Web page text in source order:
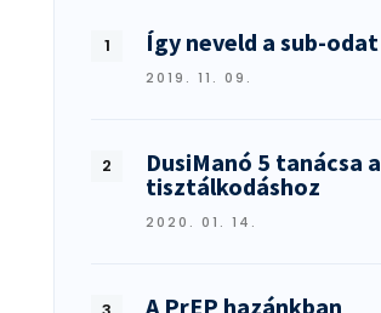
Így neveld a sub-odat
2019. 11. 09.
DusiManó 5 tanácsa a
tisztálkodáshoz
2020. 01. 14.
A PrEP hazánkban